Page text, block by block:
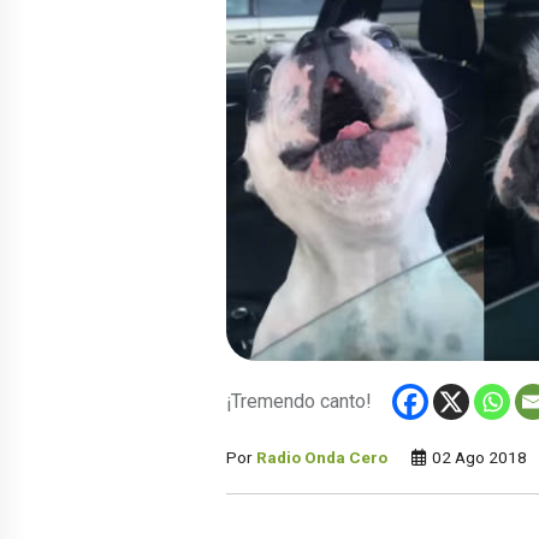
¡Tremendo canto!
Por Radio Onda Cero 02 Ago 2018